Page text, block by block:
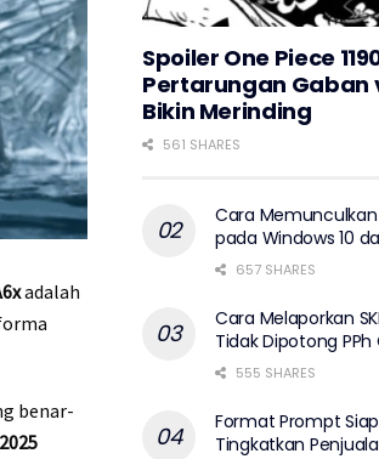
adalah
benar-
Spoiler One Piece
Pertarungan Gaban
Bikin Merinding
561 SHARES
Cara
pada Windows 10
657 SHARES
Cara Melaporkan
Tidak Dipotong
555 SHARES
Format Prompt
Tingkatkan